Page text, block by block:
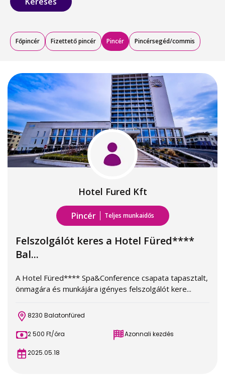
Főpincér Fizettető pincér Pincér Pincérsegéd/commis
Hotel Fured Kft
Pincér Teljes munkaidős
Felszolgálót keres a Hotel Füred****
Bal...
A Hotel Füred**** Spa&Conference csapata tapasztalt,
önmagára és munkájára igényes felszolgálót kere...
8230 Balatonfüred
2 500 Ft/óra Azonnali kezdés
2025.05.18